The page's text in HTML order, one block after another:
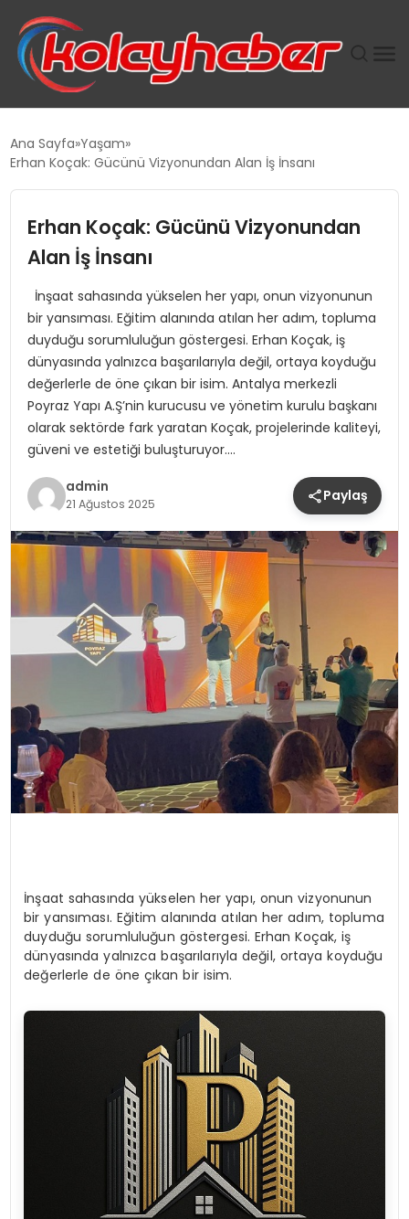
TANYER YAPI ZEMIN MÜHENDISLIĞINDE HEDEF
BÜYÜTTÜ
TOROSLAR’DA PAZAR GERGİNLİĞİ!
Ana Sayfa Yaşam
Erhan Koçak: Gücünü Vizyonundan Alan İş İnsanı
Erhan Koçak: Gücünü Vizyonundan
Alan İş İnsanı
İnşaat sahasında yükselen her yapı, onun vizyonunun
bir yansıması. Eğitim alanında atılan her adım, topluma
duyduğu sorumluluğun göstergesi. Erhan Koçak, iş
dünyasında yalnızca başarılarıyla değil, ortaya koyduğu
değerlerle de öne çıkan bir isim. Antalya merkezli
Poyraz Yapı A.Ş’nin kurucusu ve yönetim kurulu başkanı
olarak sektörde fark yaratan Koçak, projelerinde kaliteyi,
güveni ve estetiği buluşturuyor….
admin
21 Ağustos 2025 Paylaş
İnşaat sahasında yükselen her yapı, onun vizyonunun
bir yansıması. Eğitim alanında atılan her adım, topluma
duyduğu sorumluluğun göstergesi. Erhan Koçak, iş
dünyasında yalnızca başarılarıyla değil, ortaya koyduğu
değerlerle de öne çıkan bir isim.